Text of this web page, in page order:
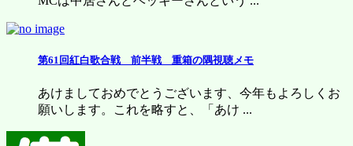
第61回紅白歌合戦 前半戦 重箱の隅視聴メモ
あけましておめでとうございます、今年もよろしくお
願いします。これを略すと、「あけ ...